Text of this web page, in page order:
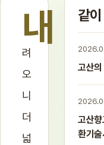
내
려
오
니
더
넓
같
고산
고산
환기술